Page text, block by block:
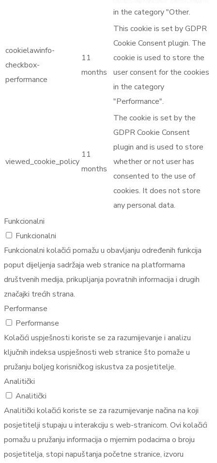
in the category "Other.
cookielawinfo-
checkbox-
performance
11
months
This cookie is set by GDPR
Cookie Consent plugin. The
cookie is used to store the
user consent for the cookies
in the category
"Performance".
viewed_cookie_policy
11
months
The cookie is set by the
GDPR Cookie Consent
plugin and is used to store
whether or not user has
consented to the use of
cookies. It does not store
any personal data.
Funkcionalni
Funkcionalni
Funkcionalni kolačići pomažu u obavljanju određenih funkcija
poput dijeljenja sadržaja web stranice na platformama
društvenih medija, prikupljanja povratnih informacija i drugih
značajki trećih strana.
Performanse
Performanse
Kolačići uspješnosti koriste se za razumijevanje i analizu
ključnih indeksa uspješnosti web stranice što pomaže u
pružanju boljeg korisničkog iskustva za posjetitelje.
Analitički
Analitički
Analitički kolačići koriste se za razumijevanje načina na koji
posjetitelji stupaju u interakciju s web-stranicom. Ovi kolačići
pomažu u pružanju informacija o mjernim podacima o broju
posjetitelja, stopi napuštanja početne stranice, izvoru